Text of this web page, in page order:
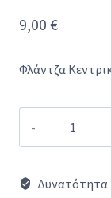
9,00 €
Φλάντζα
Κεντρικής
Δυνατότητα